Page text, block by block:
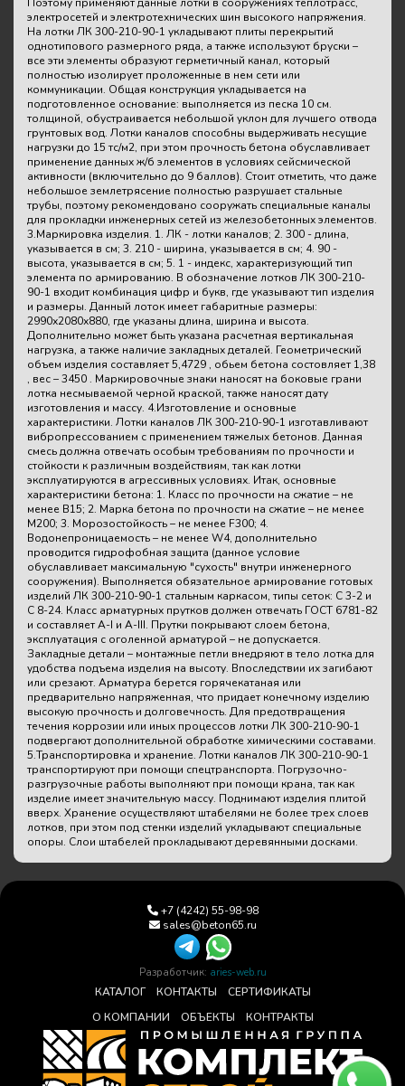
электросетей и электротехнических шин высокого напряжения.
На лотки ЛК 300-210-90-1 укладывают плиты перекрытий
однотипового размерного ряда, а также используют бруски –
все эти элементы образуют герметичный канал, который
полностью изолирует проложенные в нем сети или
коммуникации. Общая конструкция укладывается на
подготовленное основание: выполняется из песка 10 см.
толщиной, обустраивается небольшой уклон для лучшего отвода
грунтовых вод. Лотки каналов способны выдерживать несущие
нагрузки до 15 тс/м2, при этом прочность бетона обуславливает
применение данных ж/б элементов в условиях сейсмической
активности (включительно до 9 баллов). Стоит отметить, что даже
небольшое землетрясение полностью разрушает стальные
трубы, поэтому рекомендовано сооружать специальные каналы
для прокладки инженерных сетей из железобетонных элементов.
3.Маркировка изделия. 1. ЛК - лотки каналов; 2. 300 - длина,
указывается в см; 3. 210 - ширина, указывается в см; 4. 90 -
высота, указывается в см; 5. 1 - индекс, характеризующий тип
элемента по армированию. В обозначение лотков ЛК 300-210-
90-1 входит комбинация цифр и букв, где указывают тип изделия
и размеры. Данный лоток имеет габаритные размеры:
2990х2080х880, где указаны длина, ширина и высота.
Дополнительно может быть указана расчетная вертикальная
нагрузка, а также наличие закладных деталей. Геометрический
объем изделия составляет 5,4729 , обьем бетона состовляет 1,38
, вес – 3450 . Маркировочные знаки наносят на боковые грани
лотка несмываемой черной краской, также наносят дату
изготовления и массу. 4.Изготовление и основные
характеристики. Лотки каналов ЛК 300-210-90-1 изготавливают
вибропрессованием с применением тяжелых бетонов. Данная
смесь должна отвечать особым требованиям по прочности и
стойкости к различным воздействиям, так как лотки
эксплуатируются в агрессивных условиях. Итак, основные
характеристики бетона: 1. Класс по прочности на сжатие – не
менее В15; 2. Марка бетона по прочности на сжатие – не менее
М200; 3. Морозостойкость – не менее F300; 4.
Водонепроницаемость – не менее W4, дополнительно
проводится гидрофобная защита (данное условие
обуславливает максимальную "сухость" внутри инженерного
сооружения). Выполняется обязательное армирование готовых
изделий ЛК 300-210-90-1 стальным каркасом, типы сеток: С 3-2 и
С 8-24. Класс арматурных прутков должен отвечать ГОСТ 6781-82
и составляет A-I и A-III. Прутки покрывают слоем бетона,
эксплуатация с оголенной арматурой – не допускается.
Закладные детали – монтажные петли внедряют в тело лотка для
удобства подъема изделия на высоту. Впоследствии их загибают
или срезают. Арматура берется горячекатаная или
предварительно напряженная, что придает конечному изделию
высокую прочность и долговечность. Для предотвращения
течения коррозии или иных процессов лотки ЛК 300-210-90-1
подвергают дополнительной обработке химическими составами.
5.Транспортировка и хранение. Лотки каналов ЛК 300-210-90-1
транспортируют при помощи спецтранспорта. Погрузочно-
разгрузочные работы выполняют при помощи крана, так как
изделие имеет значительную массу. Поднимают изделия плитой
вверх. Хранение осуществляют штабелями не более трех слоев
лотков, при этом под стенки изделий укладывают специальные
опоры. Слои штабелей прокладывают деревянными досками.
+7 (4242) 55-98-98
sales@beton65.ru
Разработчик: aries-web.ru
КАТАЛОГ КОНТАКТЫ
СЕРТИФИКАТЫ
О КОМПАНИИ
ОБЪЕКТЫ КОНТРАКТЫ